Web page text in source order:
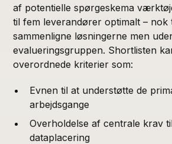
af potentielle spørgeskema
til fem leverandører optimalt – nok
sammenligne løsningerne men
evalueringsgruppen. Shortlisten
overordnede kriterier som:
Evnen til at understøtte de
arbejdsgange
Overholdelse af centrale krav
dataplacering